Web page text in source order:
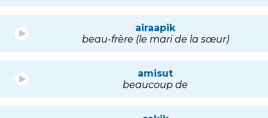
airaapik
beau-frère (le mari de la sœur)
amisut
beaucoup de